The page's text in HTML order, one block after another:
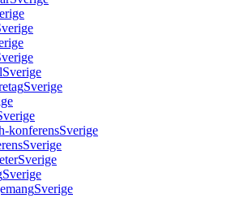
Sverige
Sverige
konferensSverige
Sverige
Sverige
Sverige
Sverige